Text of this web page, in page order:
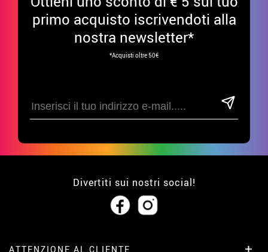
primo acquisto iscrivendoti alla
nostra newsletter*
*Acquisti oltre 50€
Divertiti sui nostri social!
ATTENZIONE AL CLIENTE